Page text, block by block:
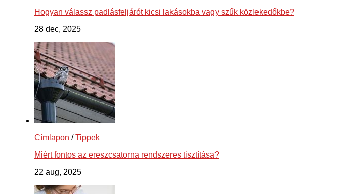
Hogyan válassz padlásfeljárót kicsi lakásokba vagy szűk közlekedőkbe?
28 dec, 2025
Címlapon /Tippek
Miért fontos az ereszcsatorna rendszeres tisztítása?
22 aug, 2025